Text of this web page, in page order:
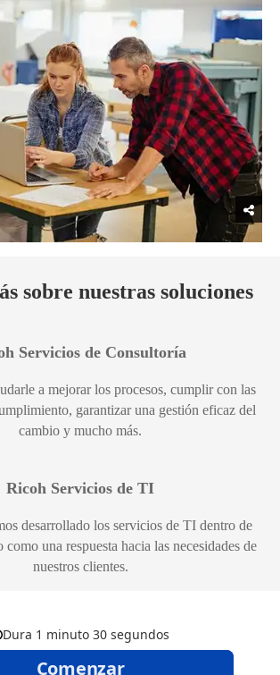
sobre nuestras soluciones
Servicios de Consultoría
a mejorar los procesos, cumplir con las
garantizar una gestión eficaz del
cambio y mucho más.
Ricoh Servicios de TI
desarrollado los servicios de TI dentro de
una respuesta hacia las necesidades de
nuestros clientes.